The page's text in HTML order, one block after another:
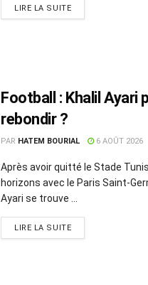
LIRE LA SUITE
Football : Khalil Ayari
rebondir ?
PAR HATEM BOURIAL 6 AOÛT 2026
Après avoir quitté le Stade
horizons avec le Paris Saint-
Ayari se trouve ...
LIRE LA SUITE